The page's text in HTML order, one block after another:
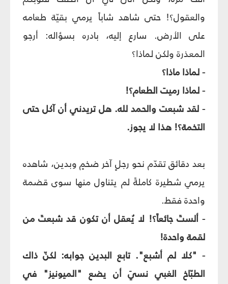
والعقول؟! حتى شاهد شاباً يرمي بقيّة طعامه
على الأرض. سارع إليه، بادره بسؤاله: أرجو
المعذرة ولكن لماذا؟
- لماذا ماذا؟
- لماذا رميت الطعام؟!
- لقد شبعت والحمد لله. هل تريدني أن آكل حتى
التخمة؟! هذا لا يجوز.
بعد دقائق تقدّم نحو رجلٍ آخر ضخمٍ وبدين، شاهده
يرمي شطيرة كاملةً لم يتناول منها سوى قضمة
واحدة فقط.
- ألستَ جائعاً؟! لا يُعقل أن تكون قد شبعتَ من
لقمة واحدة!
- "كلا لم أشبع". تابع البدين جوابه: لكنّ ذاك
الطبّاخ الغبي نسيَ أن يضع "الميونيز" في